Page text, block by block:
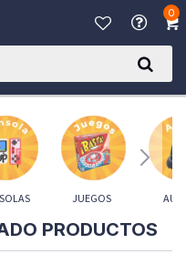
0
JUEGOS
PRODUCTOS